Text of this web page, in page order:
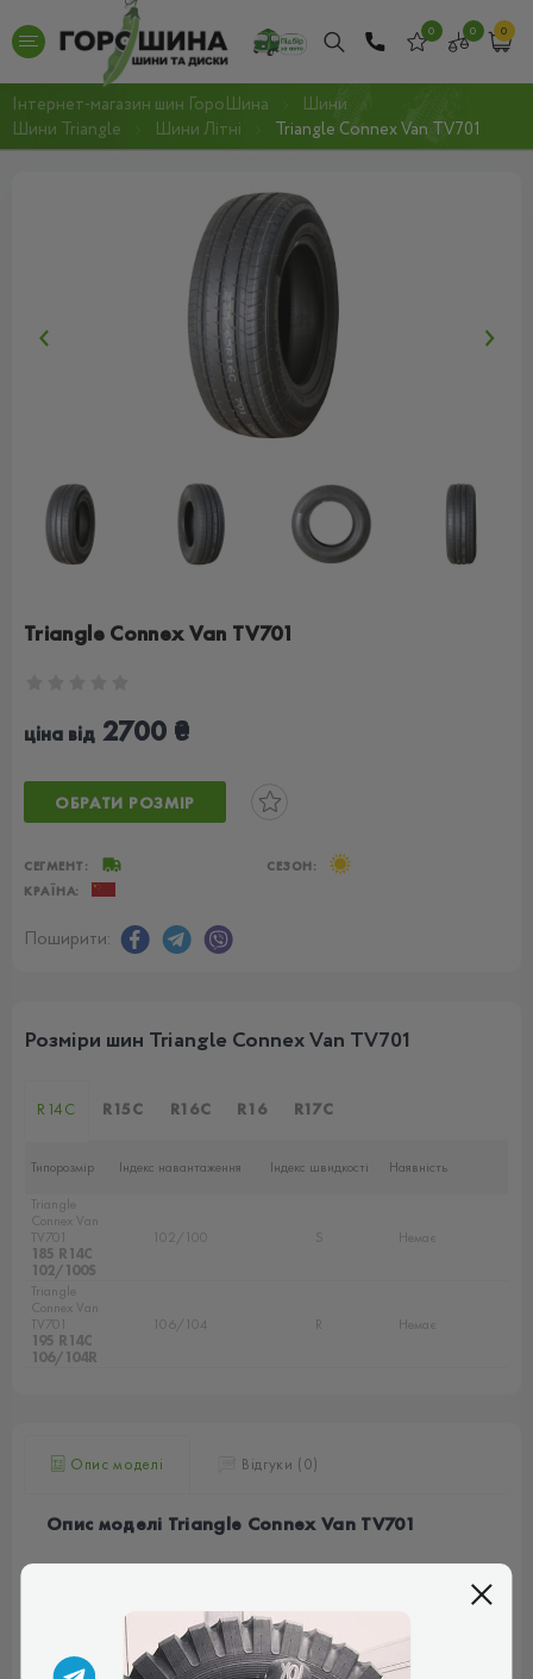
0 0 0
Інтернет-магазин шин ГороШина
Шини
Шини Triangle
Шини Літні Triangle Connex Van TV701
Triangle Connex Van TV701
ціна від 2700 ₴
ОБРАТИ РОЗМІР
СЕГМЕНТ:
СЕЗОН:
КРАЇНА:
Поширити:
Розміри шин Triangle Connex Van TV701
R14C R15C R16C R16 R17C
Типорозмір Індекс навантаження Індекс швидкості
Наявність
Triangle
Connex Van
TV701
185 R14C
102/100S
102/100 S Немає
Triangle
Connex Van
TV701
195 R14C
106/104R
106/104 R Немає
Опис моделі Відгуки (0)
Опис моделі Triangle Connex Van TV701
для експлуатації на малотоннажних вантажівках та
мікроавтобусах. Відмінно підходить для їзди добре
асфальтованим дорожнім покриттям.